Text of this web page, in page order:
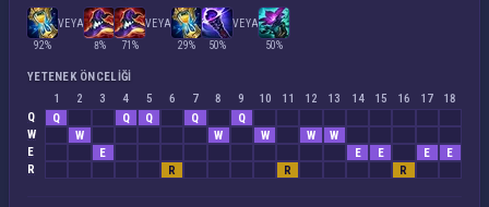
92%
VEYA
8%
71%
VEYA
29%
50%
VEYA
50%
YETENEK ÖNCELIĞI
1
2 3 4 5 6 7 8 9 10 11 12 13 14 15 16 17
18
Q
Q Q Q Q
Q
W
W W W W
W
E
E E E E
E
R
R R R